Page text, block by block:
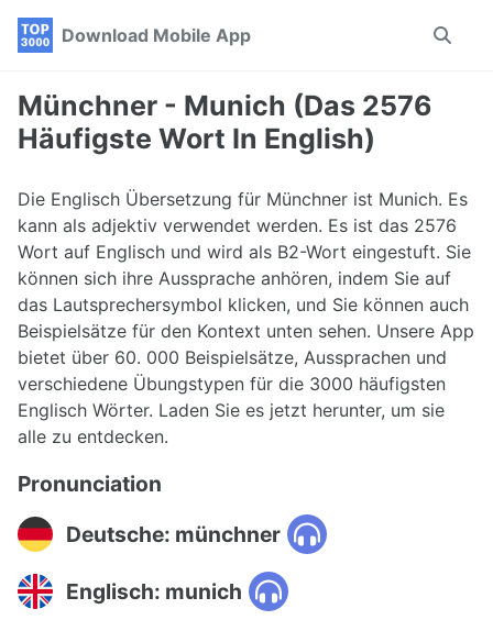
Skip
navigation
Skip
Skip
Download Mobile App
Toggle
Münchner - Munich (Das 2576
Häufigste Wort In English)
Die Englisch Übersetzung für Münchner ist Munich. Es
kann als adjektiv verwendet werden. Es ist das 2576
Wort auf Englisch und wird als B2-Wort eingestuft. Sie
können sich ihre Aussprache anhören, indem Sie auf
das Lautsprechersymbol klicken, und Sie können auch
Beispielsätze für den Kontext unten sehen. Unsere App
bietet über 60. 000 Beispielsätze, Aussprachen und
verschiedene Übungstypen für die 3000 häufigsten
Englisch Wörter. Laden Sie es jetzt herunter, um sie
alle zu entdecken.
Pronunciation
Deutsche: münchner
Englisch: munich